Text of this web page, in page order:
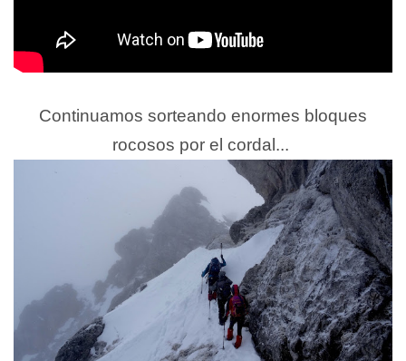
Continuamos sorteando enormes bloques
rocosos por el cordal...